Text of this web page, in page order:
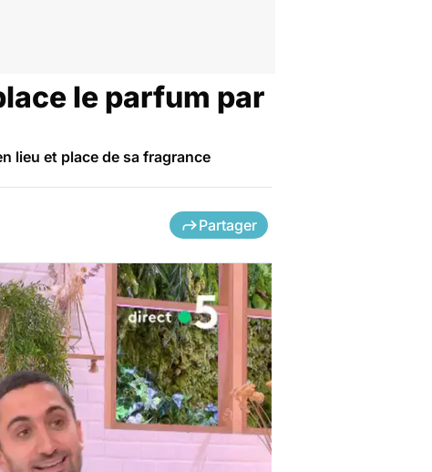
le parfum par
lieu et place de sa fragrance
Partager